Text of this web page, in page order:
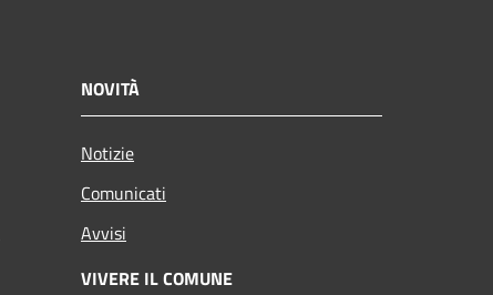
NOVITÀ
Notizie
Comunicati
Avvisi
VIVERE IL COMUNE